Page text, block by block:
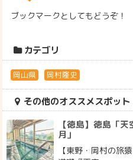
ブックマークとしてもどうぞ！
カテゴリ
岡山県 岡村隆史
その他のオススメスポット
【徳島】徳島「
月」
【東野・岡村の旅